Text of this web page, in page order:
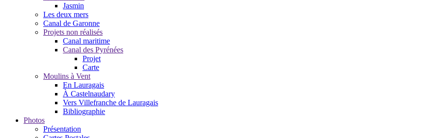
Jasmin
Les deux mers
Canal de Garonne
Projets non réalisés
Canal maritime
Canal des Pyrénées
Projet
Carte
Moulins à Vent
En Lauragais
À Castelnaudary
Vers Villefranche de Lauragais
Bibliographie
Photos
Présentation